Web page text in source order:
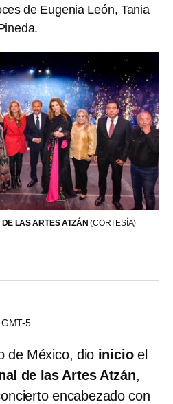
de Eugenia León, Tania
DE LAS ARTES ATZÁN(CORTESÍA)
5
de México, dio inicio el
de las Artes Atzán,
encabezado con